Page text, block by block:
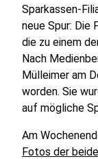
Sparkassen-
neue Spur: Die
die zu einem
Nach
Mülleimer am
worden. Sie
auf mögliche
Am
Fotos der